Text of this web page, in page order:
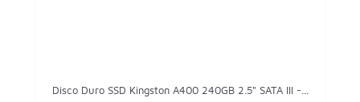
Disco Duro SSD Kingston A400 240GB 2.5" SATA III -...